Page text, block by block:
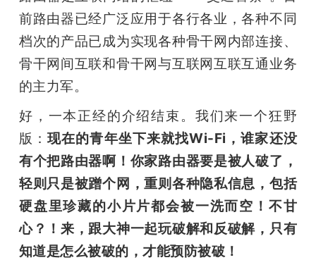
机
前路由器已经广泛应用于各行各业，各种不同
档次的产品已成为实现各种骨干网内部连接、
骨干网间互联和骨干网与互联网互联互通业务
的主力军。
好，一本正经的介绍结束。我们来一个狂野
版：现在的青年坐下来就找Wi-Fi，谁家还没
有个把路由器啊！你家路由器要是被人破了，
轻则只是被蹭个网，重则各种隐私信息，包括
硬盘里珍藏的小片片都会被一洗而空！不甘
心？！来，跟大神一起玩破解和反破解，只有
知道是怎么被破的，才能预防被破！